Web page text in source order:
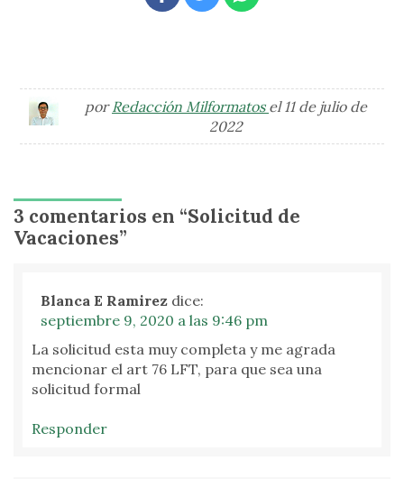
porRedacción Milformatos el 11 de julio de
2022
3 comentarios en “Solicitud de
Vacaciones”
Blanca E Ramirez dice:
septiembre 9, 2020 a las 9:46 pm
La solicitud esta muy completa y me agrada
mencionar el art 76 LFT, para que sea una
solicitud formal
Responder